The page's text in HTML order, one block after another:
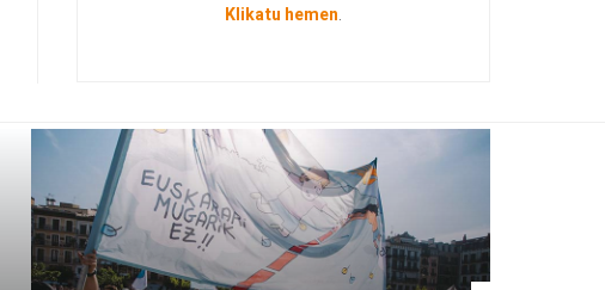
Klikatu hemen.